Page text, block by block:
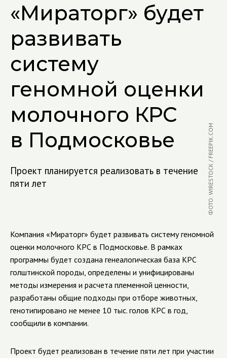
«Мираторг» будет
развивать
систему
геномной оценки
молочного КРС
в Подмосковье
Проект планируется реализовать в течение
пяти лет
ФОТО: WIRESTOCK / FREEPIK.COM
Компания «Мираторг» будет развивать систему геномной
оценки молочного КРС в Подмосковье. В рамках
программы будет создана генеалогическая база КРС
голштинской породы, определены и унифицированы
методы измерения и расчета племенной ценности,
разработаны общие подходы при отборе животных,
генотипировано не менее 10 тыс. голов КРС в год,
сообщили в компании.
Проект будет реализован в течение пяти лет при участии